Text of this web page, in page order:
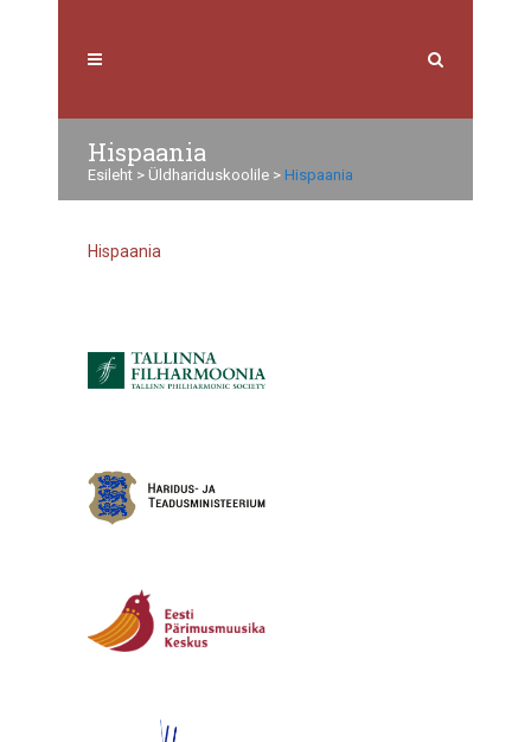
Hispaania
Esileht > Üldhariduskoolile > Hispaania
Hispaania